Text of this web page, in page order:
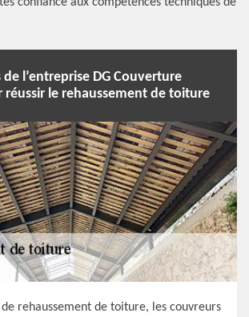
de l’entreprise DG Couverture
le rehaussement de toiture
rehaussement de toiture, les couvreurs